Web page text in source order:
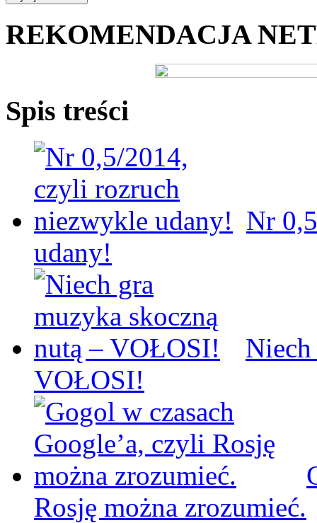
REKOMENDACJA
Spis treści
Nr
udany!
VOŁOSI!
Rosję można zrozumieć.